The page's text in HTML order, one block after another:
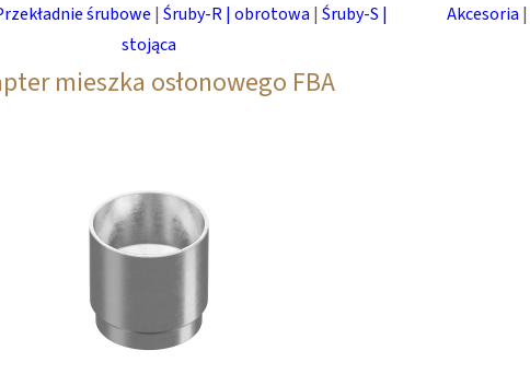
śrubowe |Śruby-R | obrotowa |Śruby-S |
stojąca
mieszka osłonowego FBA
Akcesoria |